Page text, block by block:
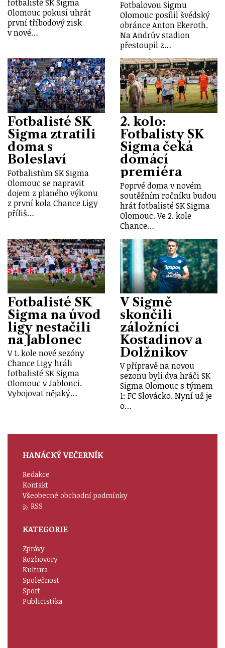
fotbalisté SK Sigma
Olomouc pokusí uhrát
první tříbodový zisk
v nové…
Fotbalovou Sigmu
Olomouc posílil švédský
obránce Anton Ekeroth.
Na Andrův stadion
přestoupil z…
Fotbalisté SK
Sigma ztratili
doma s
Boleslaví
Fotbalistům SK Sigma
Olomouc se napravit
dojem z planého výkonu
z první kola Chance Ligy
příliš…
2. kolo:
Fotbalisty SK
Sigma čeká
domácí
premiéra
Poprvé doma v novém
soutěžním ročníku budou
hrát fotbalisté SK Sigma
Olomouc. Ve 2. kole
Chance…
Fotbalisté SK
Sigma na úvod
ligy nestačili
na Jablonec
V 1. kole nové sezóny
Chance Ligy hráli
fotbalisté SK Sigma
Olomouc v Jablonci.
Vybojovat nějaký…
V Sigmě
skončili
záložníci
Kostadinov a
Dolžnikov
V přípravě na novou
sezonu byli dva hráči SK
Sigma Olomouc s týmem
1: FC Slovácko. Nyní už je
o…
HANÁCKÝ VEČERNÍK
Redakce
Kontakt
Všeobecné obchodní podmínky
RSS
KATEGORIE
Zprávy
Rozhovory
Kultura
Společnost
Sport
Publicistika